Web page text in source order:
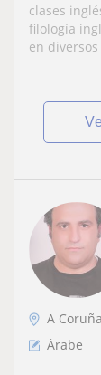
clases
filología
en
A Coruña
Árabe